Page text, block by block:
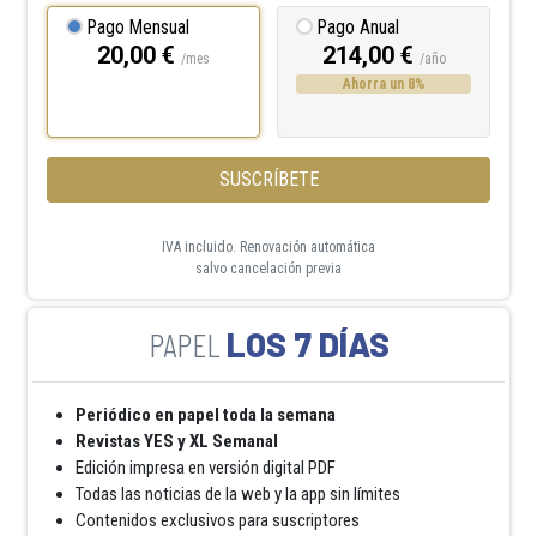
Pago Mensual
20,00 € /mes
Pago Anual
214,00 € /año
Ahorra un 8%
SUSCRÍBETE
IVA incluido. Renovación automática
salvo cancelación previa
LOS 7 DÍAS
Periódico en papel toda la semana
Revistas YES y XL Semanal
Edición impresa en versión digital PDF
Todas las noticias de la web y la app sin límites
Contenidos exclusivos para suscriptores